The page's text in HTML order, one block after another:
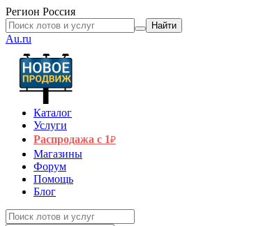
Регион Россия
Найти
Au.ru
Каталог
Услуги
Распродажа с 1₽
Магазины
Форум
Помощь
Блог